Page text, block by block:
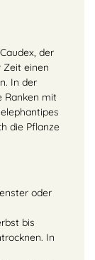
der
einen
In der
Ranken mit
die Pflanze
oder
bis
In